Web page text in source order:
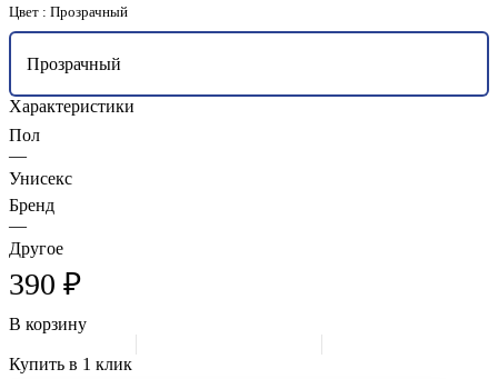
Цвет : Прозрачный
Прозрачный
Характеристики
Пол
—
Унисекс
Бренд
—
Другое
390 ₽
В корзину
Купить в 1 клик